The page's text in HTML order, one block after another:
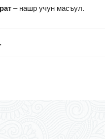
– нашр учун масъул.